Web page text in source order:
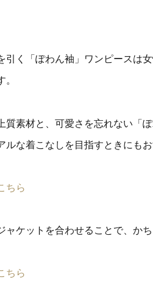
引く「ぽわん袖」ワンピースは
質素材と、可愛さを忘れない「
な着こなしを目指すときにもお
ちら
ャケットを合わせることで、か
ちら